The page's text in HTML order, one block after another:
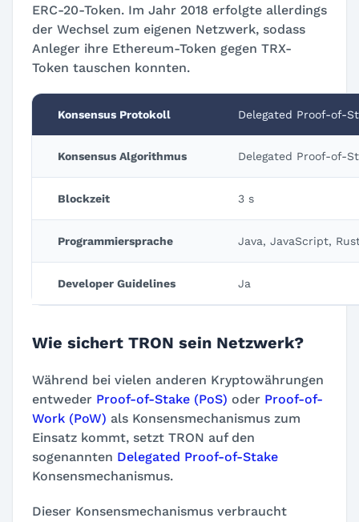
ERC-20-Token. Im Jahr 2018 erfolgte allerdings
der Wechsel zum eigenen Netzwerk, sodass
Anleger ihre Ethereum-Token gegen TRX-
Token tauschen konnten.
Konsensus Protokoll Delegated Proof-of-
Konsensus Algorithmus Delegated Proof-of-
Blockzeit 3 s
Programmiersprache Java, JavaScript,
Developer Guidelines Ja
Wie sichert TRON sein Netzwerk?
Während bei vielen anderen Kryptowährungen
entweder Proof-of-Stake (PoS) oder Proof-of-
Work (PoW) als Konsensmechanismus zum
Einsatz kommt, setzt TRON auf den
sogenannten Delegated Proof-of-Stake
Konsensmechanismus.
Dieser Konsensmechanismus verbraucht